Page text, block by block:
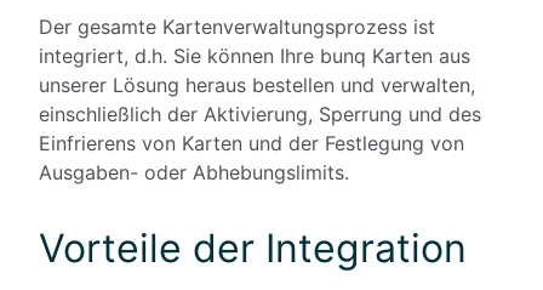
Der gesamte Kartenverwaltungsprozess ist
integriert, d.h. Sie können Ihre bunq Karten aus
unserer Lösung heraus bestellen und verwalten,
einschließlich der Aktivierung, Sperrung und des
Einfrierens von Karten und der Festlegung von
Ausgaben- oder Abhebungslimits.
Vorteile der Integration